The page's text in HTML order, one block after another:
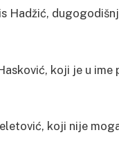
Hadžić,
koji je u
koji nije